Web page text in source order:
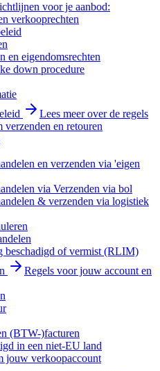
voor je aanbod:
verkooprechten
en eigendomsrechten
down procedure
Lees meer over de regels
verzenden en retouren
en verzenden via 'eigen
via Verzenden via bol
& verzenden via logistiek
beschadigd of vermist (RLIM)
Regels voor jouw account en
(BTW-)facturen
in een niet-EU land
jouw verkoopaccount